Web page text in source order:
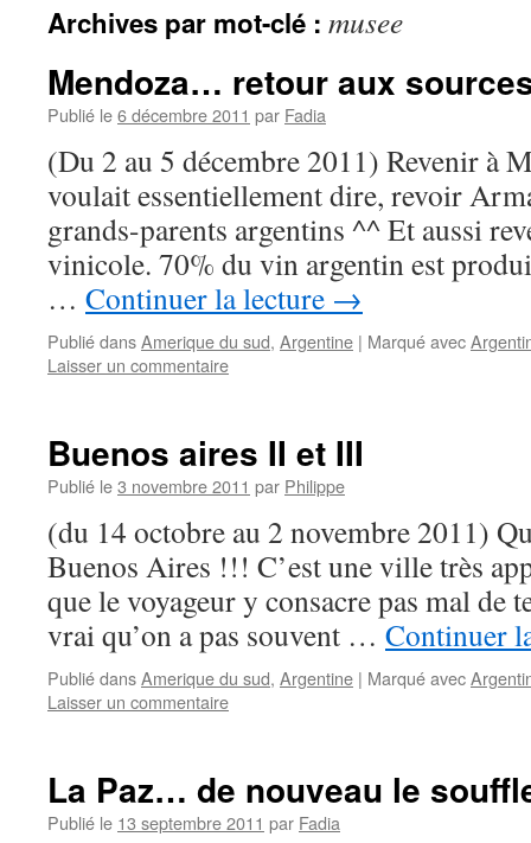
Archives par mot-clé : musee
Mendoza… retour aux
Publié le6 décembre 2011 par Fadia
(Du 2 au 5 décembre 2011) Revenir à
voulait essentiellement dire, revoir
grands-parents argentins ^^ Et aussi
vinicole. 70% du vin argentin est
… Continuer la lecture →
Publié dansAmerique du sud, Argentine | Marqué avec
Laisser un commentaire
Buenos aires II et III
Publié le3 novembre 2011 par Philippe
(du 14 octobre au 2 novembre 2011)
Buenos Aires !!! C’est une ville très
que le voyageur y consacre pas mal de
vrai qu’on a pas souvent … Continuer
Publié dansAmerique du sud, Argentine | Marqué avec
Laisser un commentaire
La Paz… de nouveau le
Publié le 13 septembre 2011 par Fadia